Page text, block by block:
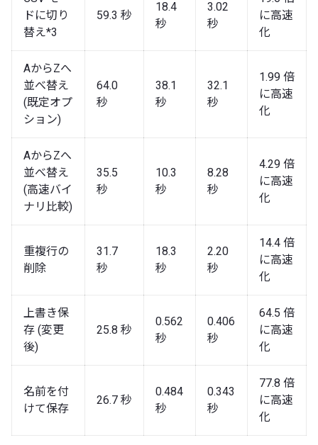
ドに切り
替え*3
59.3 秒
18.4
秒
3.02
秒
に高速
化
AからZへ
並べ替え
(既定オプ
ション)
64.0
秒
38.1
秒
32.1
秒
1.99 倍
に高速
化
AからZへ
並べ替え
(高速バイ
ナリ比較)
35.5
秒
10.3
秒
8.28
秒
4.29 倍
に高速
化
重複行の
削除
31.7
秒
18.3
秒
2.20
秒
14.4 倍
に高速
化
上書き保
存 (変更
後)
25.8 秒
0.562
秒
0.406
秒
64.5 倍
に高速
化
名前を付
けて保存
26.7 秒
0.484
秒
0.343
秒
77.8 倍
に高速
化